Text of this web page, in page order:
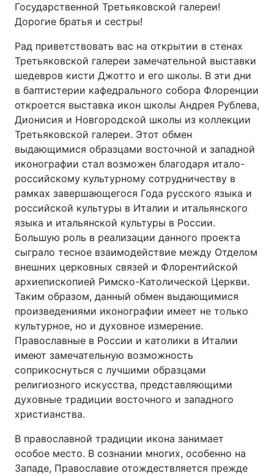
Государственной Третьяковской галереи!
Дорогие братья и сестры!
Рад приветствовать вас на открытии в стенах
Третьяковской галереи замечательной выставки
шедевров кисти Джотто и его школы. В эти дни
в баптистерии кафедрального собора Флоренции
откроется выставка икон школы Андрея Рублева,
Дионисия и Новгородской школы из коллекции
Третьяковской галереи. Этот обмен
выдающимися образцами восточной и западной
иконографии стал возможен благодаря итало-
российскому культурному сотрудничеству в
рамках завершающегося Года русского языка и
российской культуры в Италии и итальянского
языка и итальянской культуры в России.
Большую роль в реализации данного проекта
сыграло тесное взаимодействие между Отделом
внешних церковных связей и Флорентийской
архиепископией Римско-Католической Церкви.
Таким образом, данный обмен выдающимися
произведениями иконографии имеет не только
культурное, но и духовное измерение.
Православные в России и католики в Италии
имеют замечательную возможность
соприкоснуться с лучшими образцами
религиозного искусства, представляющими
духовные традиции восточного и западного
христианства.
В православной традиции икона занимает
особое место. В сознании многих, особенно на
Западе, Православие отождествляется прежде